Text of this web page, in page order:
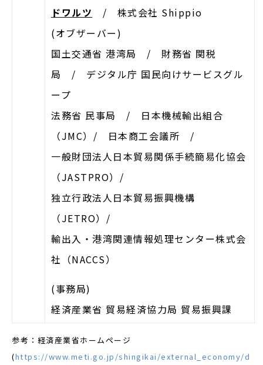
ドワルツ / 株式会社 Shippio
(オブザーバー)
国土交通省 港湾局 / 財務省 関税
局 / デジタル庁 国民向けサービスグル
ープ
法務省 民事局 / 日本機械輸出組合
（JMC）/ 日本商工会議所 /
一般財団法人日本貿易関係手続簡易化協会
（JASTPRO）/
独立行政法人日本貿易振興機構
（JETRO）/
輸出入・港湾関連情報処理センター株式会
社（NACCS）
(事務局)
経済産業省 貿易経済協力局 貿易振興課
参考：経済産業省ホームページ
(https://www.meti.go.jp/shingikai/external_economy/d